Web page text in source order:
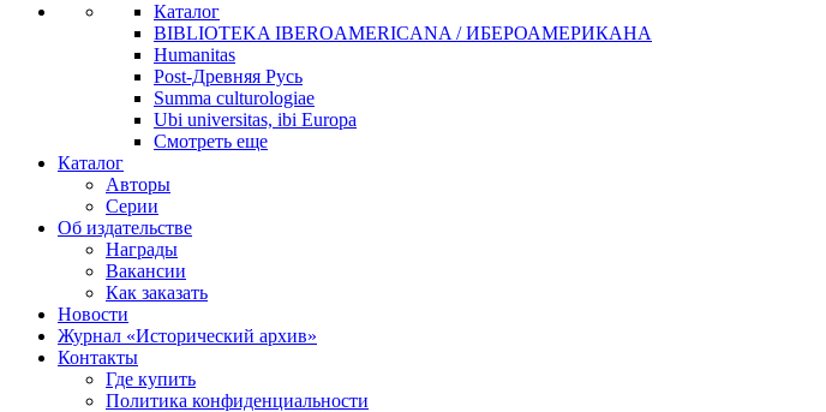
Каталог
BIBLIOTEKA IBEROAMERICANA / ИБЕРОАМЕРИКАНА
Humanitas
Post-Древняя Русь
Summa culturologiae
Ubi universitas, ibi Europa
Смотреть еще
Каталог
Авторы
Серии
Об издательстве
Награды
Вакансии
Как заказать
Новости
Журнал «Исторический архив»‎
Контакты
Где купить
Политика конфиденциальности